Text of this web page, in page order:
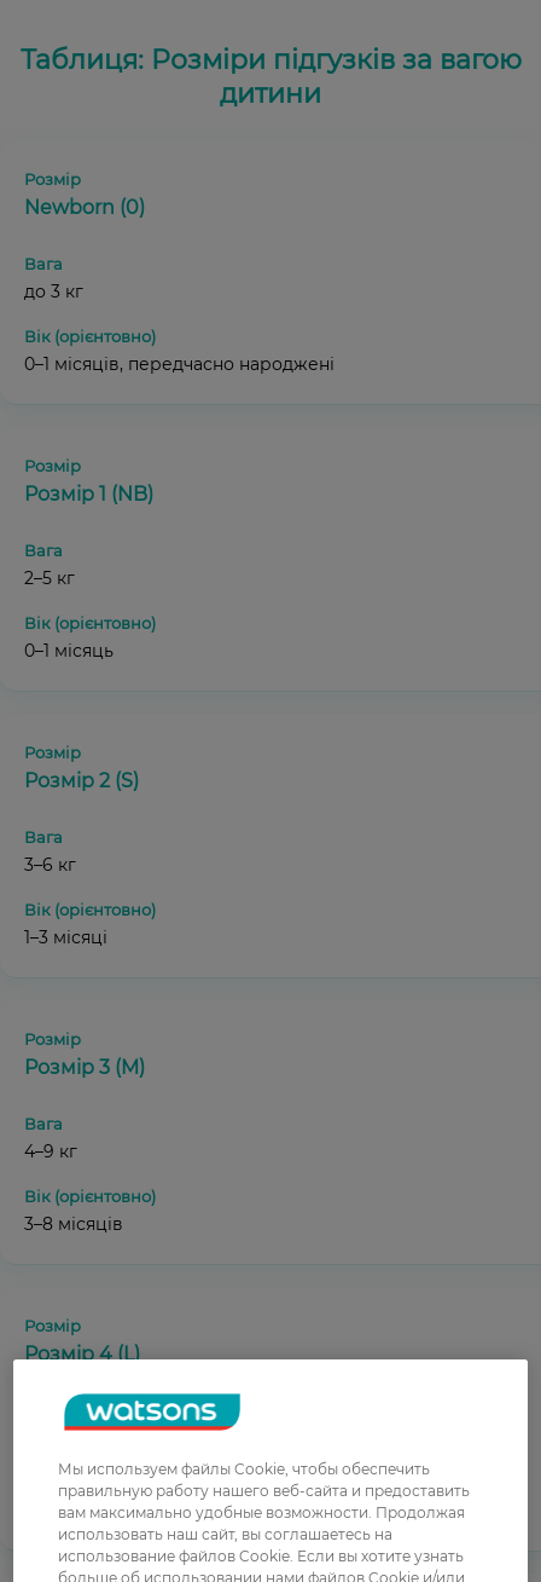
Таблиця: Розміри підгузків за вагою
дитини
Newborn (0)
до 3 кг
0–1 місяців, передчасно народжені
Розмір 1 (NB)
2–5 кг
0–1 місяць
Розмір 2 (S)
3–6 кг
1–3 місяці
Розмір 3 (M)
4–9 кг
3–8 місяців
Розмір 4 (L)
7–14 кг
7–18 місяців
Мы используем файлы Cookie, чтобы обеспечить
правильную работу нашего веб-сайта и предоставить
вам максимально удобные возможности. Продолжая
использовать наш сайт, вы соглашаетесь на
использование файлов Cookie. Если вы хотите узнать
больше об использовании нами файлов Cookie и/или